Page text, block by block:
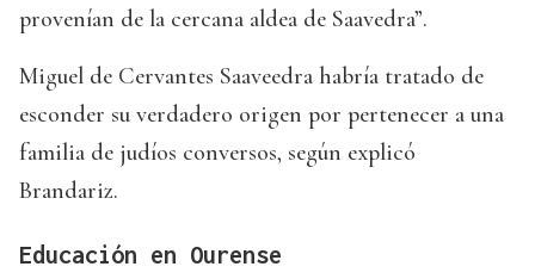
provenían de la cercana aldea de Saavedra”.
Miguel de Cervantes Saaveedra habría tratado de
esconder su verdadero origen por pertenecer a una
familia de judíos conversos, según explicó
Brandariz.
Educación en Ourense